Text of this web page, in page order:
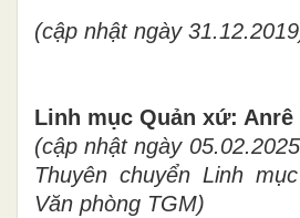
(cập nhật ngày
Linh mục Quản xứ: Anrê
(cập nhật ngày
Thuyên chuyển Linh
Văn phòng TGM)